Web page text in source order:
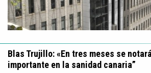
Blas Trujillo: «En tres meses se
importante en la sanidad canaria”